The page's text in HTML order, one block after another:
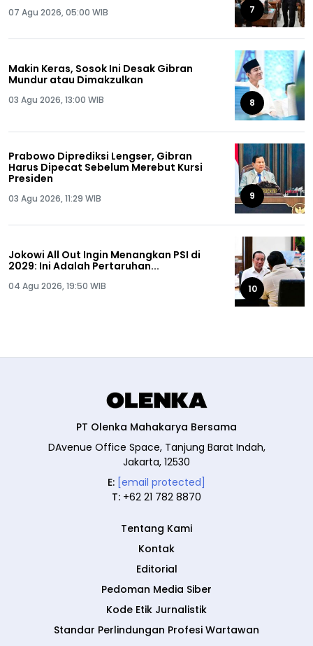
07 Agu 2026, 05:00 WIB 7
Makin Keras, Sosok Ini Desak Gibran
Mundur atau Dimakzulkan
03 Agu 2026, 13:00 WIB 8
Prabowo Diprediksi Lengser, Gibran
Harus Dipecat Sebelum Merebut Kursi
Presiden
03 Agu 2026, 11:29 WIB 9
Jokowi All Out Ingin Menangkan PSI di
2029: Ini Adalah Pertaruhan...
04 Agu 2026, 19:50 WIB 10
PT Olenka Mahakarya Bersama
DAvenue Office Space, Tanjung Barat Indah,
Jakarta, 12530
E: [email protected]
T: +62 21 782 8870
Tentang Kami
Kontak
Editorial
Pedoman Media Siber
Kode Etik Jurnalistik
Standar Perlindungan Profesi Wartawan